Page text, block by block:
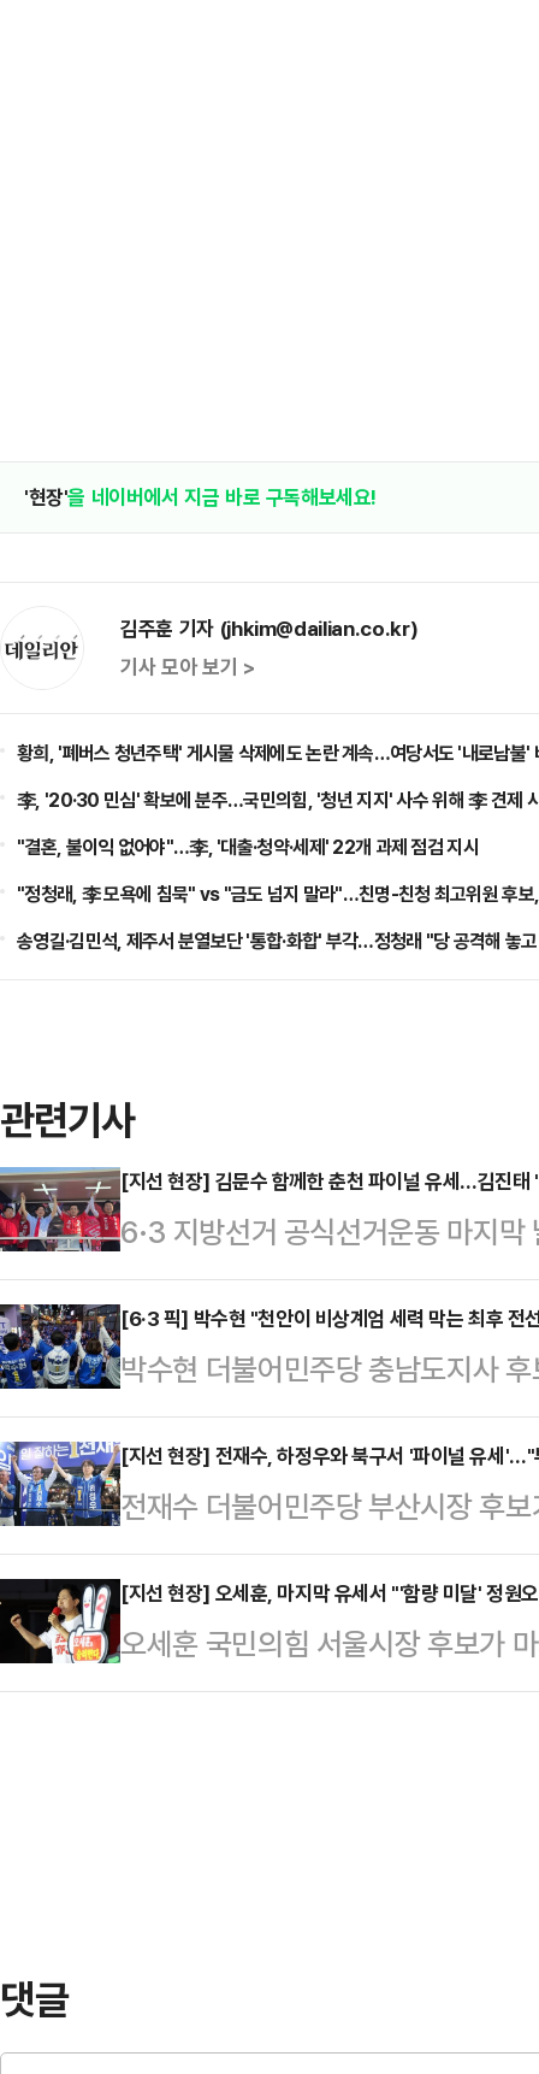
'현장'을 네이버에서 지금 바로 구독해보세요!
김주훈 기자 (jhkim@dailian.co.kr)
기사 모아 보기 >
황희, '폐버스 청년주택' 게시물 삭제에도 논란 계속…여당서도 '내로남불'
李, '20·30 민심' 확보에 분주…국민의힘, '청년 지지' 사수 위해 李 견제
"결혼, 불이익 없어야"…李, '대출·청약·세제' 22개 과제 점검 지시
"정청래, 李 모욕에 침묵" vs "금도 넘지 말라"…친명-친청 최고위원 후보
송영길·김민석, 제주서 분열보단 '통합·화합' 부각…정청래 "당 공격해 놓
관련기사
[지선 현장] 김문수 함께한 춘천 파이널 유세…김진태
6·3 지방선거 공식선거운동 마지
사 후보의 춘천 파이널 유세는 시작
다.2일 저녁 춘천 하이마트 사거리
사무원들이 자리했고, 유세차 주변
현장에 도착하자 "김진태!" 연호가
어깨를 두드리며 응원을 보냈다. 일
마지막 날의 아쉬움과 기대를 함께
원 표심을 가져갔던 김문수…
[6·3 픽] 박수현 "천안이 비상계엄 세력 막는 최후
박수현 더불어민주당 충남도지사
현이 여러분과 함께 김태흠을 이길
안 시민 여러분에게 간곡하게 호소
천안시 불당동에서 진행된 마지막
나와 내일 투표장으로 향해주시기
방선거에서 민주당이 압승하지 못
금처럼 이렇게 튼튼하게 성공적으
비상계엄으로 무…
[지선 현장] 전재수, 하정우와 북구서 '파이널 유세
전재수 더불어민주당 부산시장 후
하정우 북갑 국회의원 보궐선거 후
시 뛰게 만들 수 있는 무적함대가
방선거 공식 선거운동 마지막 날인
산 북구 뉴코아아울렛 앞에서 파이
[지선 현장] 오세훈, 마지막 유세서 "'함량 미달' 정원
오세훈 국민의힘 서울시장 후보가
정원오 더불어민주당 후보에게 서
댓글